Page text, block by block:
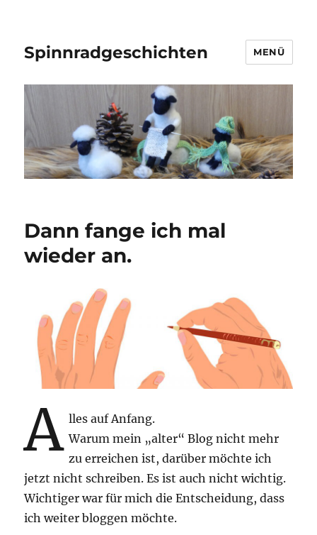
Spinnradgeschichten MENÜ
Dann fange ich mal
wieder an.
A lles auf Anfang.
Warum mein „alter“ Blog nicht mehr
zu erreichen ist, darüber möchte ich
jetzt nicht schreiben. Es ist auch nicht wichtig.
Wichtiger war für mich die Entscheidung, dass
ich weiter bloggen möchte.